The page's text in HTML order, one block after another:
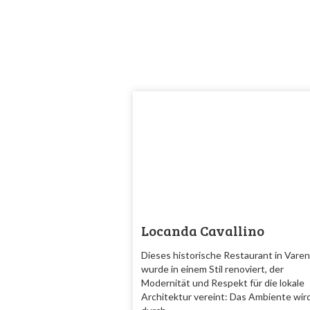
Locanda Cavallino
Dieses historische Restaurant in
wurde in einem Stil renoviert, der
Modernität und Respekt für die lokale
Architektur vereint: Das Ambiente